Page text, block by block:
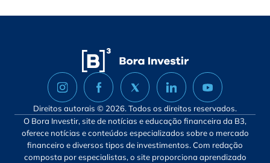
Direitos autorais © 2026. Todos os direitos reservados.
O Bora Investir, site de notícias e educação financeira da B3,
oferece notícias e conteúdos especializados sobre o mercado
financeiro e diversos tipos de investimentos. Com redação
composta por especialistas, o site proporciona aprendizado